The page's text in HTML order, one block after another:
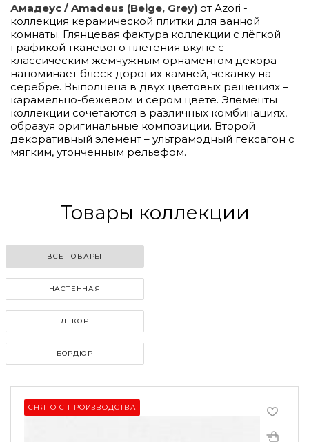
Амадеус / Amadeus (Beige, Grey) от Azori -
коллекция керамической плитки для ванной
комнаты. Глянцевая фактура коллекции с лёгкой
графикой тканевого плетения вкупе с
классическим жемчужным орнаментом декора
напоминает блеск дорогих камней, чеканку на
серебре. Выполнена в двух цветовых решениях –
карамельно-бежевом и сером цвете. Элементы
коллекции сочетаются в различных комбинациях,
образуя оригинальные композиции. Второй
декоративный элемент – ультрамодный гексагон с
мягким, утонченным рельефом.
Товары коллекции
ВСЕ ТОВАРЫ
НАСТЕННАЯ
ДЕКОР
БОРДЮР
СНЯТО С ПРОИЗВОДСТВА